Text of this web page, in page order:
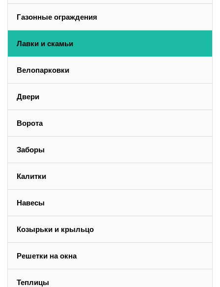
Газонные ограждения
Лавки и скамьи
Велопарковки
Двери
Ворота
Заборы
Калитки
Навесы
Козырьки и крыльцо
Решетки на окна
Теплицы